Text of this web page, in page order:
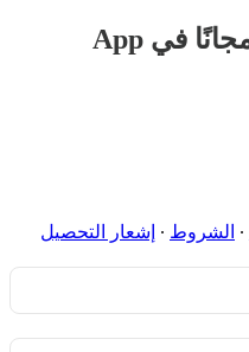
تابع قراءة هذا المنشور مجانًا في App
∙ الشروط ∙ إشعار التحصيل